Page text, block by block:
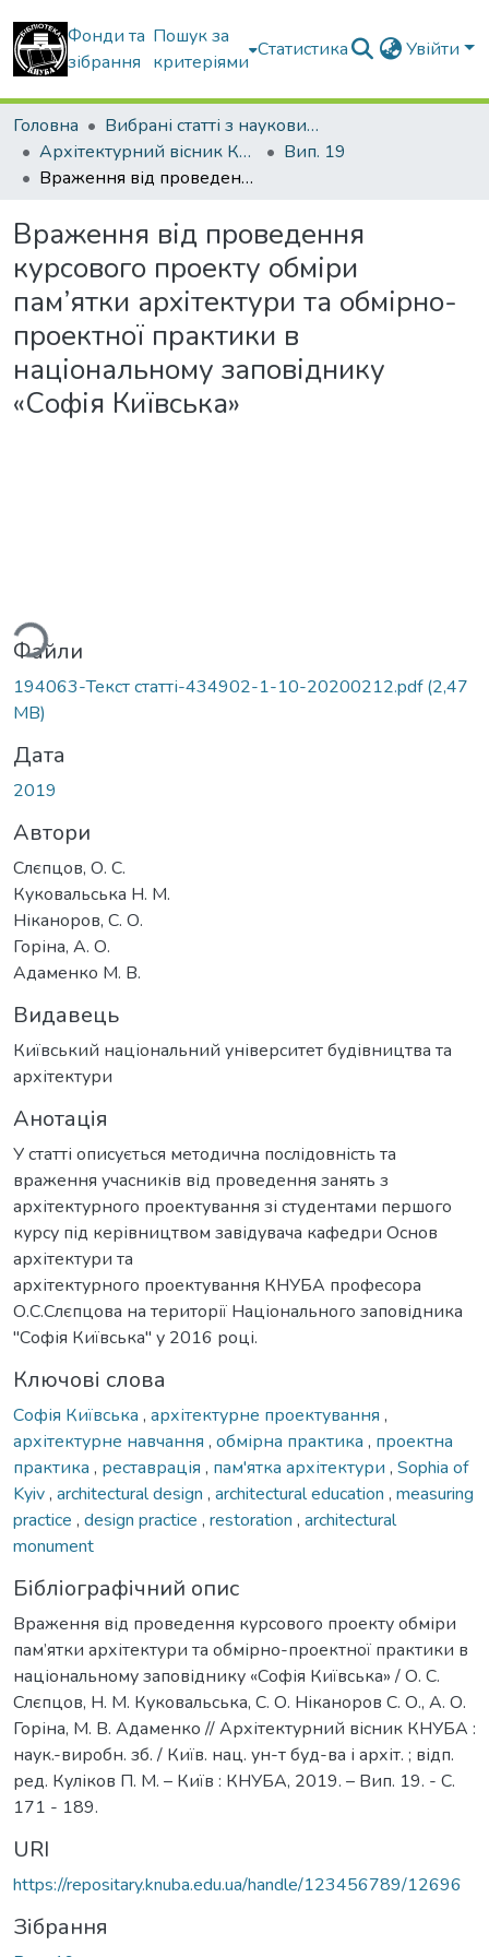
Фонди та
зібрання
Пошук за
критеріями
Статистика Увійти
Головна
Вибрані статті з наукових збірників КНУБА
Архітектурний вісник КНУБА
Вип. 19
Враження від проведення курсового проекту обміри пам’ятки архітектури та обмірно-проектної практики в національному заповіднику «Софія Київська»
Враження від проведення
курсового проекту обміри
пам’ятки архітектури та обмірно-
проектної практики в
національному заповіднику
«Софія Київська»
Файли
194063-Текст статті-434902-1-10-20200212.pdf(2,47
MB)
Дата
2019
Автори
Слєпцов, О. С.
Куковальська Н. М.
Ніканоров, С. О.
Горіна, А. О.
Адаменко М. В.
Видавець
Київський національний університет будівництва та
архітектури
Анотація
У статті описується методична послідовність та
враження учасників від проведення занять з
архітектурного проектування зі студентами першого
курсу під керівництвом завідувача кафедри Основ
архітектури та
архітектурного проектування КНУБА професора
О.С.Слєпцова на території Національного заповідника
"Софія Київська" у 2016 році.
Ключові слова
Софія Київська , архітектурне проектування ,
архітектурне навчання , обмірна практика , проектна
практика , реставрація , пам'ятка архітектури , Sophia of
Kyiv, architectural design , architectural education , measuring
practice , design practice , restoration , architectural
monument
Бібліографічний опис
Враження від проведення курсового проекту обміри
пам’ятки архітектури та обмірно-проектної практики в
національному заповіднику «Софія Київська» / О. С.
Слєпцов, Н. М. Куковальська, С. О. Ніканоров С. О., А. О.
Горіна, М. В. Адаменко // Архітектурний вісник КНУБА :
наук.-виробн. зб. / Київ. нац. ун-т буд-ва і архіт. ; відп.
ред. Куліков П. М. – Київ : КНУБА, 2019. – Вип. 19. - С.
171 - 189.
URI
https://repositary.knuba.edu.ua/handle/123456789/12696
Зібрання